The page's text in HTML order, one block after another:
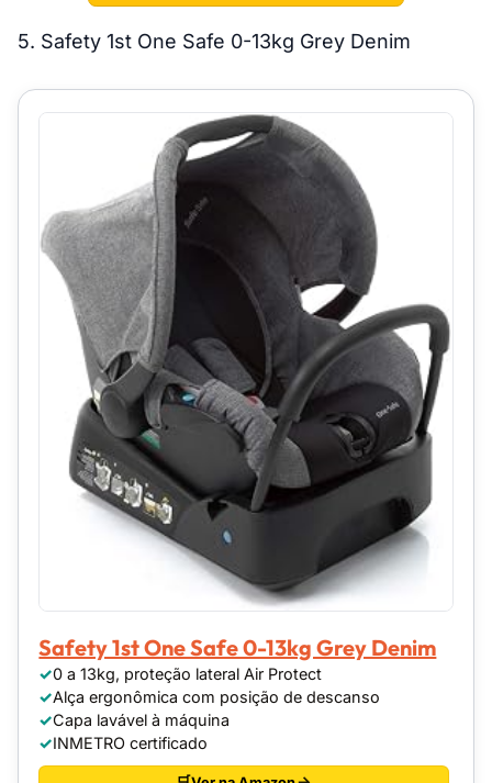
5. Safety 1st One Safe 0-13kg Grey Denim
Safety 1st One Safe 0-13kg Grey Denim
0 a 13kg, proteção lateral Air Protect
Alça ergonômica com posição de descanso
Capa lavável à máquina
INMETRO certificado